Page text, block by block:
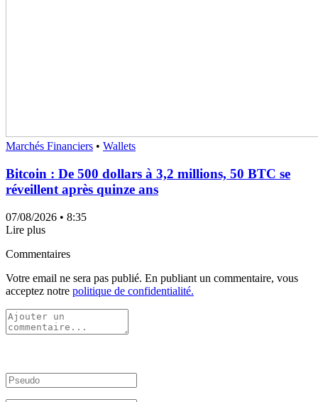
Marchés Financiers • Wallets
Bitcoin : De 500 dollars à 3,2 millions, 50 BTC se
réveillent après quinze ans
07/08/2026 • 8:35
Lire plus
Commentaires
Votre email ne sera pas publié. En publiant un commentaire, vous
acceptez notre politique de confidentialité.